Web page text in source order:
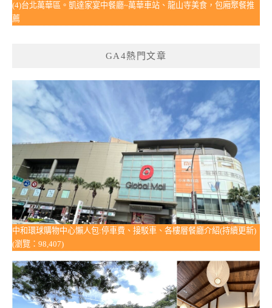
(4)台北萬華區。凱達家宴中餐廳~萬華車站、龍山寺美食，包廂聚餐推
薦
GA4熱門文章
中和環球購物中心懶人包:停車費、接駁車、各樓層餐廳介紹(持續更新)
(瀏覽：98,407)